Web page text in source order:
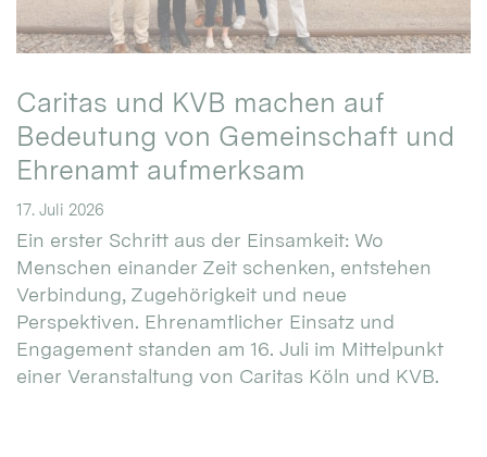
Caritas und KVB machen auf
Bedeutung von Gemeinschaft und
Ehrenamt aufmerksam
17. Juli 2026
Ein erster Schritt aus der Einsamkeit: Wo
Menschen einander Zeit schenken, entstehen
Verbindung, Zugehörigkeit und neue
Perspektiven. Ehrenamtlicher Einsatz und
Engagement standen am 16. Juli im Mittelpunkt
einer Veranstaltung von Caritas Köln und KVB.